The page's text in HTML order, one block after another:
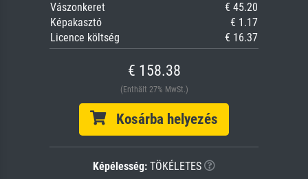
Vászonkeret
€ 45.20
Képakasztó
€ 1.17
Licence költség
€ 16.37
€ 158.38
(Enthält 27% MwSt.)
Kosárba helyezés
Képélesség: TÖKÉLETES